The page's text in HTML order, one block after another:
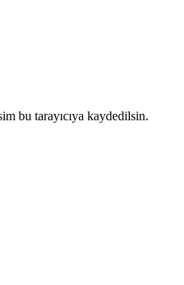
bu tarayıcıya kaydedilsin.